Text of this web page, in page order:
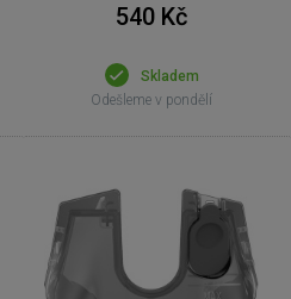
540 Kč
Skladem
Odešleme v pondělí